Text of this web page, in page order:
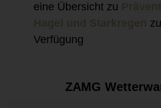
eine Übersicht zu
Verfügung
ZAMG